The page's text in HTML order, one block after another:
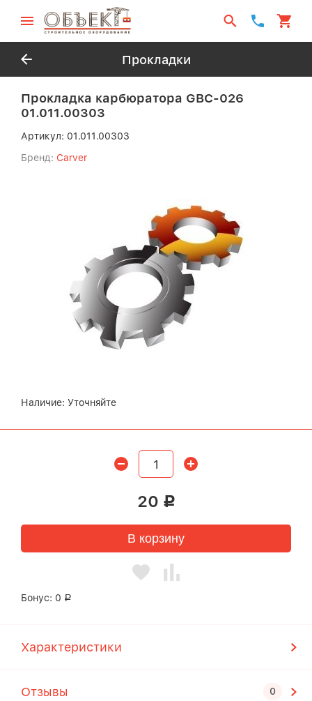
Прокладки
Прокладка карбюратора GBC-026
01.011.00303
Артикул: 01.011.00303
Бренд: Carver
Наличие: Уточняйте
20 Р
В корзину
Бонус: 0 Р
Характеристики
Отзывы